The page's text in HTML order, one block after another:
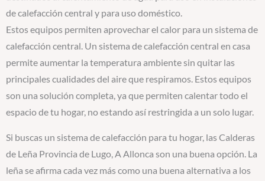
de calefacción central y para uso doméstico.
Estos equipos permiten aprovechar el calor para un sistema de
calefacción central. Un sistema de calefacción central en casa
permite aumentar la temperatura ambiente sin quitar las
principales cualidades del aire que respiramos. Estos equipos
son una solución completa, ya que permiten calentar todo el
espacio de tu hogar, no estando así restringida a un solo lugar.
Si buscas un sistema de calefacción para tu hogar, las Calderas
de Leña Provincia de Lugo, A Allonca son una buena opción. La
leña se afirma cada vez más como una buena alternativa a los